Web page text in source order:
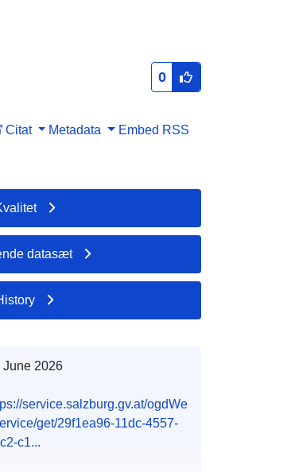
0
Citat Metadata Embed RSS
datasæt
June 2026
service.salzburg.gv.at/ogdWe
get/29f1ea96-11dc-4557-
c1...